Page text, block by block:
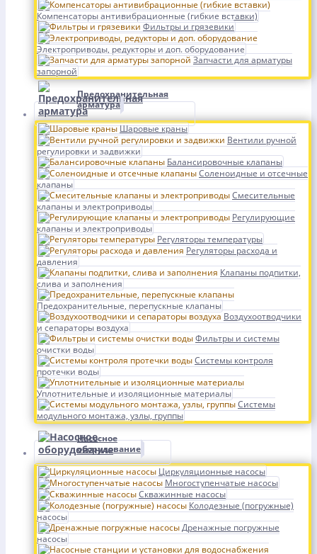
Компенсаторы антивибрационные (гибкие вставки)
Фильтры и грязевики
Электроприводы, редукторы и доп. оборудование
Запчасти для арматуры
запорной
Предохранительная
арматура
Шаровые краны
Вентили ручной
регулировки и задвижки
Балансировочные клапаны
Соленоидные и отсечные
клапаны
Смесительные
клапаны и электроприводы
Регулирующие
клапаны и электроприводы
Регуляторы температуры
Регуляторы расхода и
давления
Клапаны подпитки,
слива и заполнения
Предохранительные, перепускные клапаны
Воздухоотводчики
и сепараторы воздуха
Фильтры и системы
очистки воды
Системы контроля
протечки воды
Уплотнительные и изоляционные материалы
Системы
модульного монтажа, узлы, группы
Насосное
оборудование
Циркуляционные насосы
Многоступенчатые насосы
Скважинные насосы
Колодезные (погружные)
насосы
Дренажные погружные
насосы